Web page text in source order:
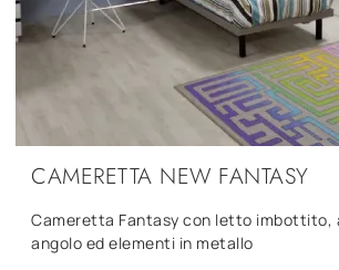
CAMERETTA NEW FANTASY
Cameretta Fantasy con letto imbottito,
angolo ed elementi in metallo